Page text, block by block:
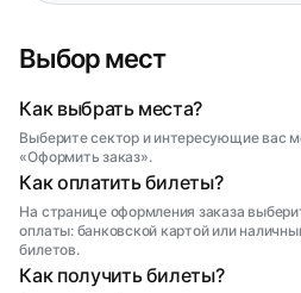
Выбор мест
Как выбрать места?
Выберите сектор и интересующие вас
«Оформить заказ».
Как оплатить билеты?
На странице оформления заказа
оплаты: банковской картой или
билетов.
Как получить билеты?